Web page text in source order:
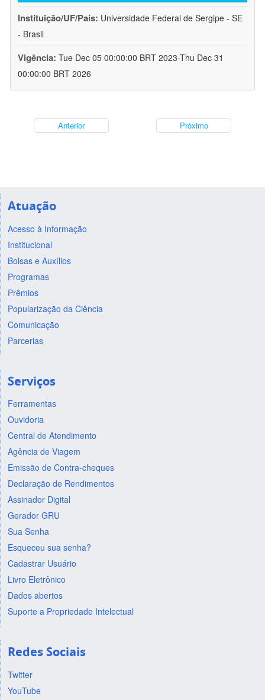
Instituição/UF/País: Universidade Federal de Sergipe - SE
- Brasil
Vigência: Tue Dec 05 00:00:00 BRT 2023-Thu Dec 31
00:00:00 BRT 2026
Anterior Próximo
Atuação
Acesso à Informação
Institucional
Bolsas e Auxílios
Programas
Prêmios
Popularização da Ciência
Comunicação
Parcerias
Serviços
Ferramentas
Ouvidoria
Central de Atendimento
Agência de Viagem
Emissão de Contra-cheques
Declaração de Rendimentos
Assinador Digital
Gerador GRU
Sua Senha
Esqueceu sua senha?
Cadastrar Usuário
Livro Eletrônico
Dados abertos
Suporte a Propriedade Intelectual
Redes Sociais
Twitter
YouTube